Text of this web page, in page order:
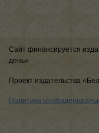
Сайт финансируется
день»
Проект издательства
Политика